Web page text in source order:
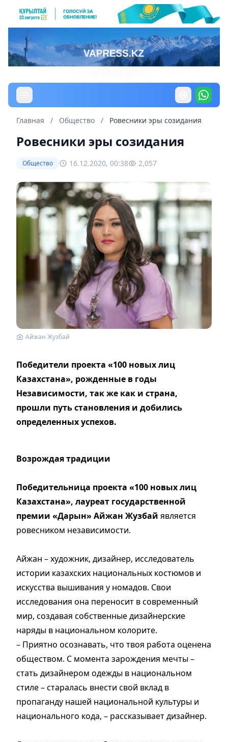
Главная / Общество / Ровесники эры созидания
Ровесники эры созидания
Общество 16.12.2020, 00:38 2,057
Айжан Жузбай
Победители проекта «100 новых лиц
Казахстана», рожденные в годы
Независимости, так же как и страна,
прошли путь становления и добились
определенных успехов.
Возрождая традиции
Победительница проекта «100 новых лиц
Казахстана», лауреат государственной
премии «Дарын» Айжан Жузбай является
ровесником независимости.
Айжан – художник, дизайнер, исследователь
истории казахских национальных костюмов и
искусства вышивания у номадов. Свои
исследования она переносит в современный
мир, создавая собственные дизайнерские
наряды в национальном колорите.
– Приятно осознавать, что твоя работа оценена
обществом. С момента зарождения мечты –
стать дизайнером одежды в национальном
стиле – старалась внести свой вклад в
пропаганду нашей национальной культуры и
национального кода, – рассказывает дизайнер.